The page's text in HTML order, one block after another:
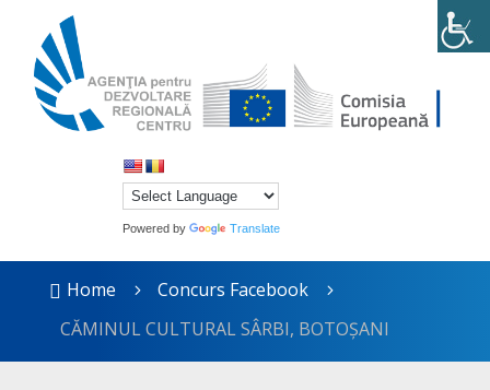
Powered by Translate
 Home 5 Concurs Facebook 5
CĂMINUL CULTURAL SÂRBI, BOTOȘANI